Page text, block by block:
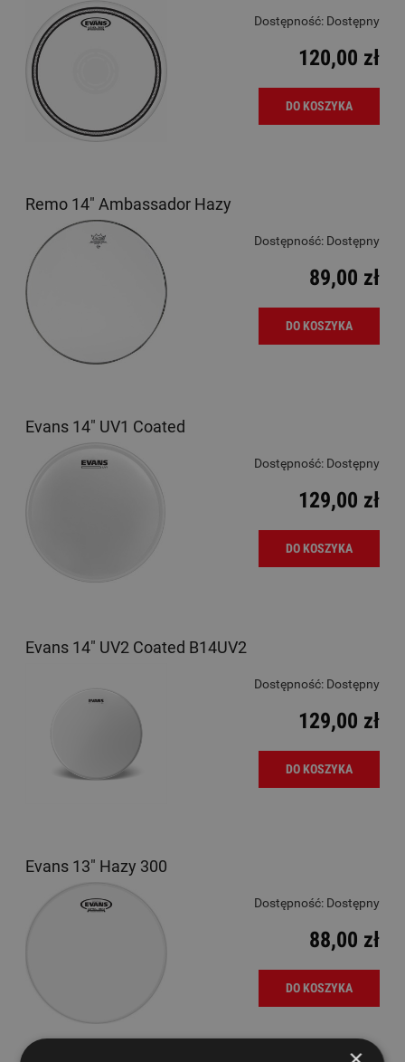
Dostępność: Dostępny
120,00 zł
DO KOSZYKA
Remo 14" Ambassador Hazy
Dostępność: Dostępny
89,00 zł
DO KOSZYKA
Evans 14" UV1 Coated
Dostępność: Dostępny
129,00 zł
DO KOSZYKA
Evans 14" UV2 Coated B14UV2
Dostępność: Dostępny
129,00 zł
DO KOSZYKA
Evans 13" Hazy 300
Dostępność: Dostępny
88,00 zł
DO KOSZYKA